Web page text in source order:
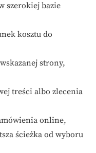
szerokiej bazie
kosztu do
strony,
treści albo zlecenia
online,
ścieżka od wyboru